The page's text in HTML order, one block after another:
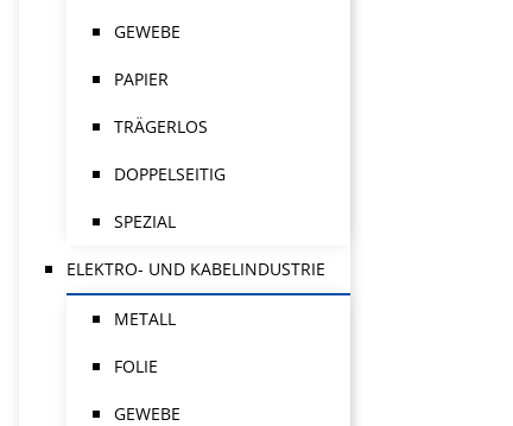
GEWEBE
PAPIER
TRÄGERLOS
DOPPELSEITIG
SPEZIAL
ELEKTRO- UND KABELINDUSTRIE
METALL
FOLIE
GEWEBE